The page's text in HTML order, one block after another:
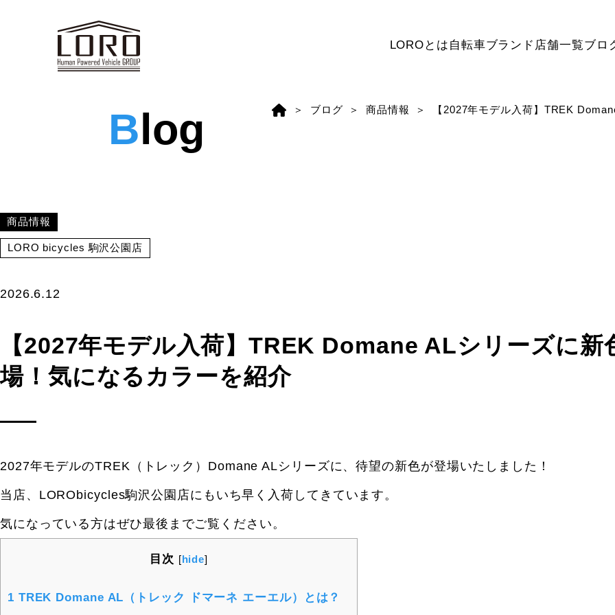
LOROとは 自転車ブランド 店舗一覧ブロ
Blog ブログ 商品情報 【2027年モデル入荷】TREK
商品情報
LORO bicycles 駒沢公園店
2026.6.12
【2027年モデル入荷】TREK Domane ALシリーズに新
場！気になるカラーを紹介
2027年モデルのTREK（トレック）Domane ALシリーズに、待望の新色が登場いたしました！
当店、LORObicycles駒沢公園店にもいち早く入荷してきています。
気になっている方はぜひ最後までご覧ください。
目次 [hide]
1 TREK Domane AL（トレック ドマーネ エーエル）とは？